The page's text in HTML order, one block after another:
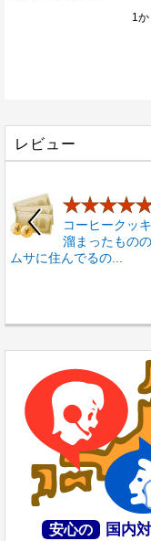
1
レビュー
コーヒークッ
溜まったもの
ムサに住んでるの...
安心の 国内